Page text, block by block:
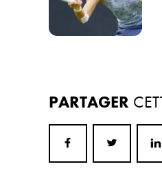
PARTAGER